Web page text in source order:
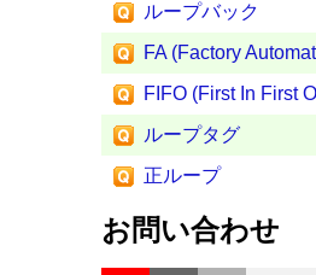
ループバック
FA (Factory
FIFO (First In First
ループタグ
正ループ
お問い合わせ